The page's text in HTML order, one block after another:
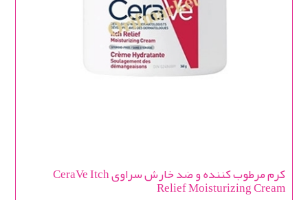
کرم مرطوب کننده و ضد خارش سراوی CeraVe Itch
Relief Moisturizing Cream